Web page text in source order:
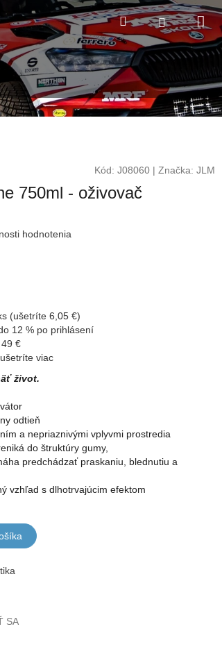
Hľadať
Kód: J08060 | Značka: JLM
750ml - oživovač
hodnotenia
(ušetríte 6,05 €)
12 % po prihlásení
€
viac
život.
odtieň
a nepriaznivými vplyvmi prostredia
do štruktúry gumy,
predchádzať praskaniu, blednutiu a
vzhľad s dlhotrvajúcim efektom
SA